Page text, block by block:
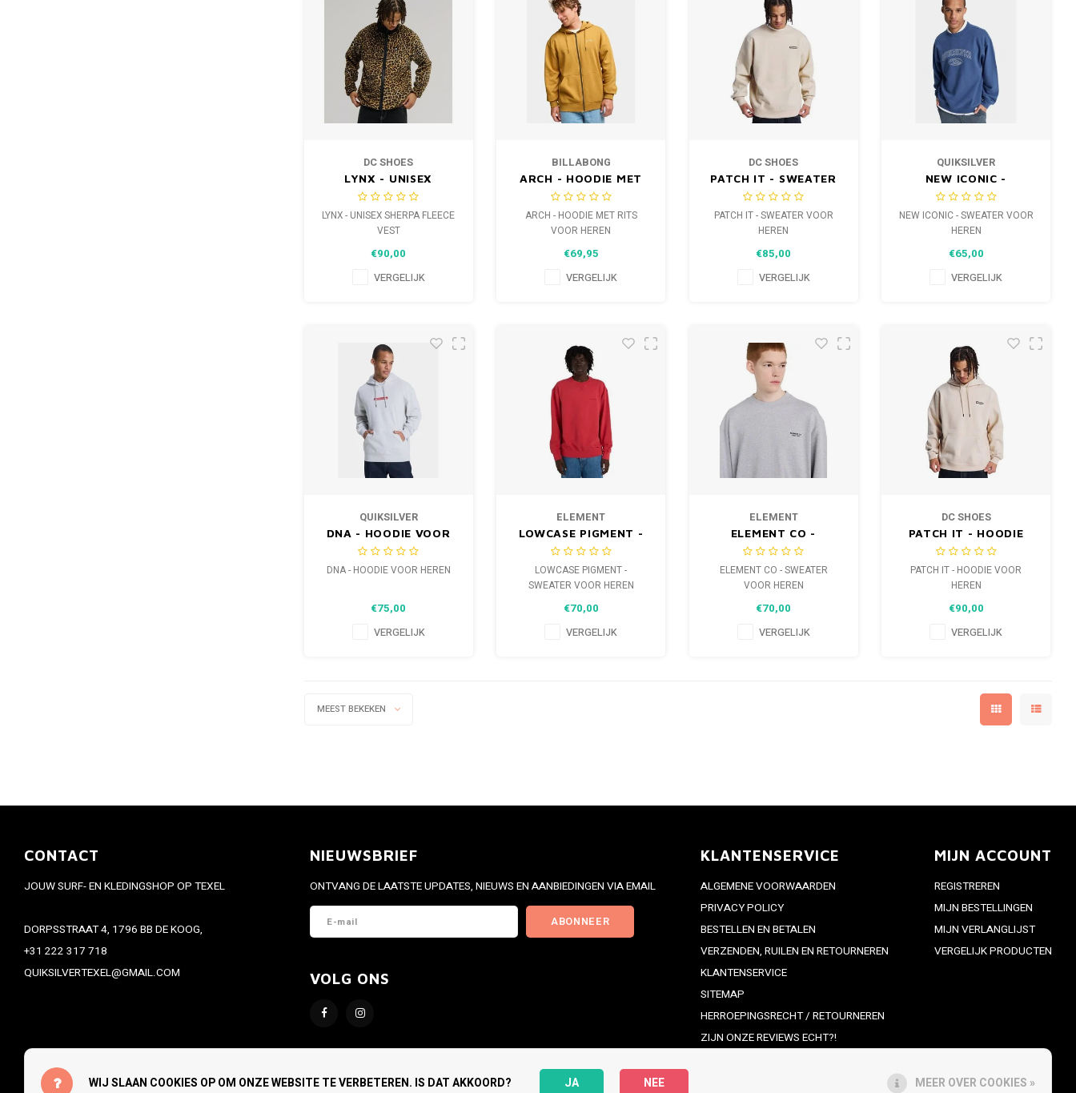
DC SHOES
LYNX - UNISEX
SHERPA FLEECE VEST
LYNX - UNISEX SHERPA FLEECE
VEST
€90,00
VERGELIJK
BILLABONG
ARCH - HOODIE MET
RITS VOOR HEREN
ARCH - HOODIE MET RITS
VOOR HEREN
€69,95
VERGELIJK
DC SHOES
PATCH IT - SWEATER
VOOR HEREN
PATCH IT - SWEATER VOOR
HEREN
€85,00
VERGELIJK
QUIKSILVER
NEW ICONIC -
SWEATER VOOR
HEREN
NEW ICONIC - SWEATER VOOR
HEREN
€65,00
VERGELIJK
QUIKSILVER
DNA - HOODIE VOOR
HEREN
DNA - HOODIE VOOR HEREN
€75,00
VERGELIJK
ELEMENT
LOWCASE PIGMENT -
SWEATER VOOR
HEREN
LOWCASE PIGMENT -
SWEATER VOOR HEREN
€70,00
VERGELIJK
ELEMENT
ELEMENT CO -
SWEATER VOOR
HEREN
ELEMENT CO - SWEATER
VOOR HEREN
€70,00
VERGELIJK
DC SHOES
PATCH IT - HOODIE
VOOR HEREN
PATCH IT - HOODIE VOOR
HEREN
€90,00
VERGELIJK
MEEST BEKEKEN
CONTACT
JOUW SURF- EN KLEDINGSHOP OP TEXEL
DORPSSTRAAT 4, 1796 BB DE KOOG,
+31 222 317 718
QUIKSILVERTEXEL@GMAIL.COM
NIEUWSBRIEF
ONTVANG DE LAATSTE UPDATES, NIEUWS EN AANBIEDINGEN VIA EMAIL
ABONNEER
VOLG ONS
KLANTENSERVICE
ALGEMENE VOORWAARDEN
PRIVACY POLICY
BESTELLEN EN BETALEN
VERZENDEN, RUILEN EN RETOURNEREN
KLANTENSERVICE
SITEMAP
HERROEPINGSRECHT / RETOURNEREN
ZIJN ONZE REVIEWS ECHT?!
MIJN ACCOUNT
REGISTREREN
MIJN BESTELLINGEN
MIJN VERLANGLIJST
VERGELIJK PRODUCTEN
WIJ SLAAN COOKIES OP OM ONZE WEBSITE TE VERBETEREN. IS DAT AKKOORD? JA NEE MEER OVER COOKIES »